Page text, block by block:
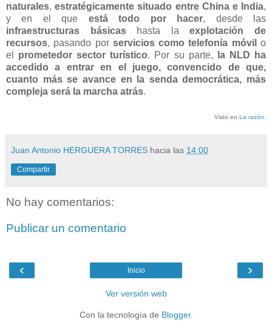
naturales,estratégicamente situado entre China e India,
y en el que está todo por hacer, desde las
infraestructuras básicashasta laexplotación de
recursos, pasando por servicios como telefonía móvil o
el prometedor sector turístico. Por su parte,
la NLD ha
accedido a entrar en el juego, convencido de que,
cuanto más se avance en la senda democrática, más
compleja será la marcha atrás.
Visto en La razón
Juan Antonio HERGUERA TORRES hacia las 14:00
Compartir
No hay comentarios:
Publicar un comentario
‹ ›
Inicio
Ver versión web
Con la tecnología de Blogger.